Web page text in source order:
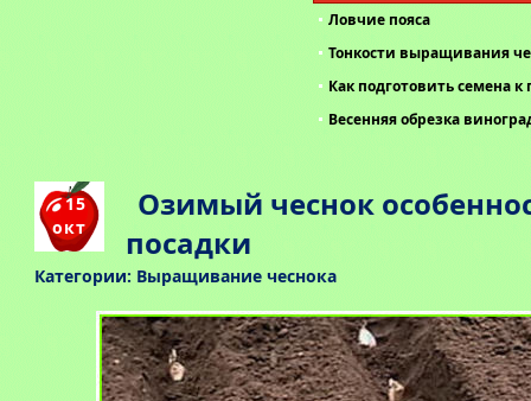
Ловчие пояса
Тонкости выращивания
Как подготовить семена к
Весенняя обрезка
15
окт
Озимый чеснок
посадки
Категории: Выращивание чеснока